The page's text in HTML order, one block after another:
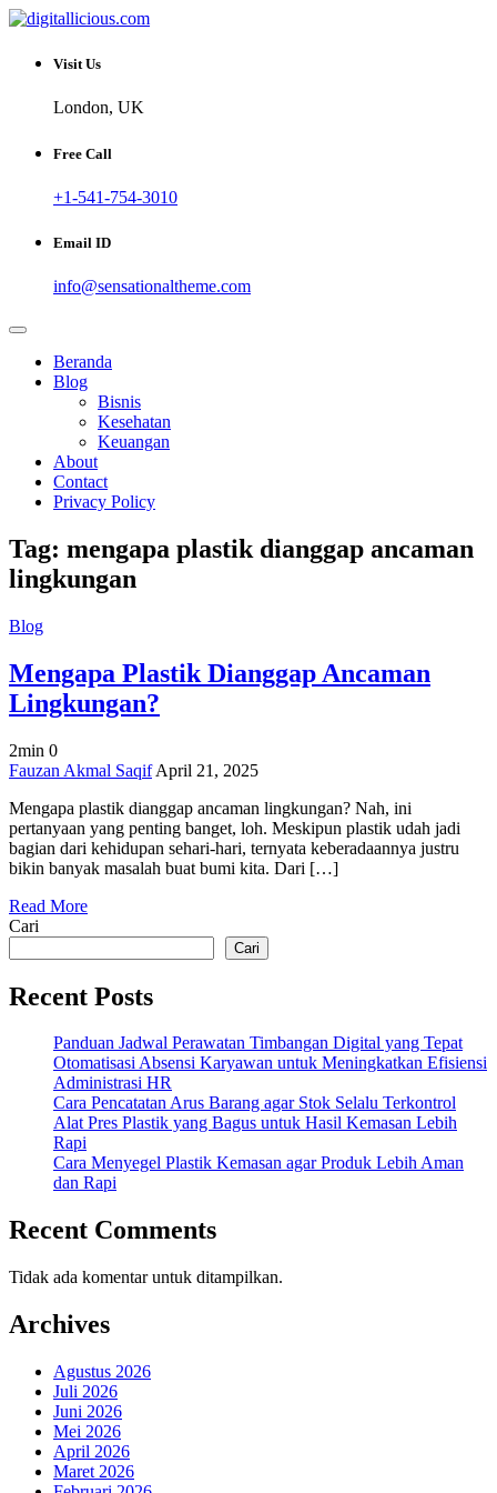
Skip
content
digitallicious.com
Sharing Digital Information
Visit Us
London, UK
Free Call
+1-541-754-3010
Email ID
info@sensationaltheme.com
Beranda
Blog
Bisnis
Kesehatan
Keuangan
About
Contact
Privacy Policy
Tag: mengapa plastik dianggap ancaman
lingkungan
Blog
Mengapa Plastik Dianggap Ancaman
Lingkungan?
2min 0
on
Plastik
Dianggap
Ancaman
Lingkungan?
Fauzan Akmal Saqif April 21, 2025
Mengapa plastik dianggap ancaman lingkungan? Nah, ini
pertanyaan yang penting banget, loh. Meskipun plastik udah jadi
bagian dari kehidupan sehari-hari, ternyata keberadaannya justru
bikin banyak masalah buat bumi kita. Dari […]
Read More
Cari
Cari
Recent Posts
Panduan Jadwal Perawatan Timbangan Digital yang Tepat
Otomatisasi Absensi Karyawan untuk Meningkatkan Efisiensi
Administrasi HR
Cara Pencatatan Arus Barang agar Stok Selalu Terkontrol
Alat Pres Plastik yang Bagus untuk Hasil Kemasan Lebih
Rapi
Cara Menyegel Plastik Kemasan agar Produk Lebih Aman
dan Rapi
Recent Comments
Tidak ada komentar untuk ditampilkan.
Archives
Agustus 2026
Juli 2026
Juni 2026
Mei 2026
April 2026
Maret 2026